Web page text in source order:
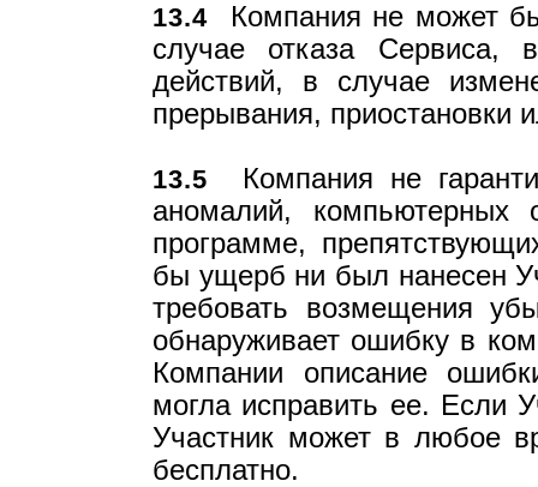
13.4 Компания не может
случае отказа Сервиса,
действий, в случае
прерывания, приостановки
13.5 Компания не
аномалий, компьютерных
программе,
бы ущерб ни был нанесен
требовать возмещения
обнаруживает ошибку в
Компании описание
могла исправить ее. Если
Участник может в любое
бесплатно.